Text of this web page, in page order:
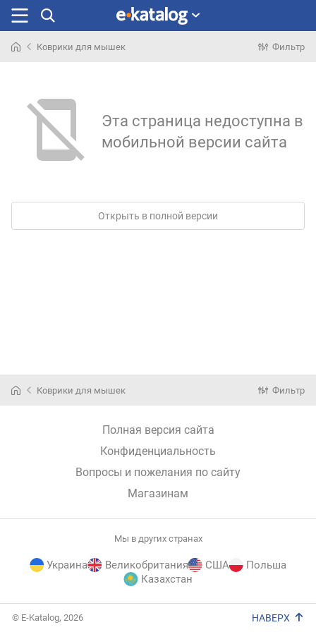
Коврики для мышек Фильтр
Эта страница недоступна в
мобильной версии сайта
Открыть в полной версии
Коврики для мышек Фильтр
Полная версия сайта
Конфиденциальность
Вопросы и пожелания по сайту
Магазинам
Мы в других странах
Украина Великобритания США
Польша
Казахстан
© E-Katalog, 2026 НАВЕРХ